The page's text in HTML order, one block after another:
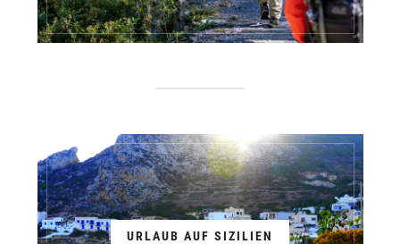
URLAUB AUF SIZILIEN